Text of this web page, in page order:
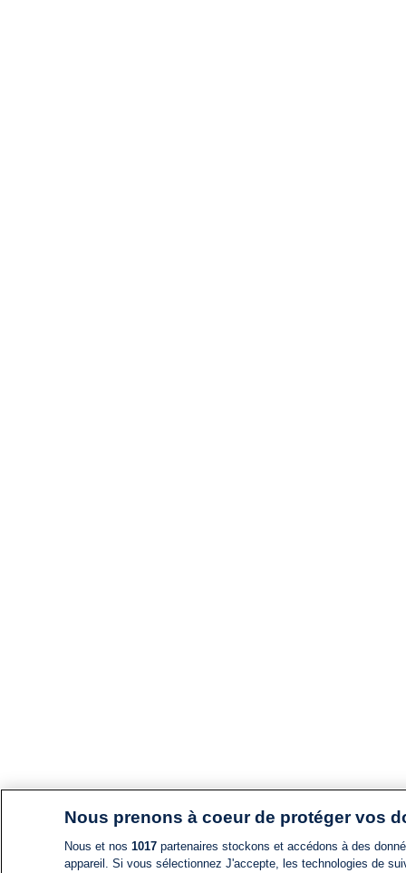
Nous prenons à coeur de protéger vos
Nous et nos 1017partenaires stockons et accédons à des
appareil. Si vous sélectionnez J'accepte, les technologies de